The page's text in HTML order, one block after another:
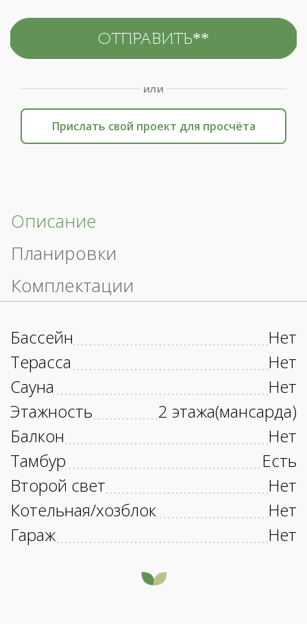
или
Прислать свой проект для просчёта
Описание
Планировки
Комплектации
Бассейн
Нет
Терасса
Нет
Сауна
Нет
Этажность
2 этажа(мансарда)
Балкон
Нет
Тамбур
Есть
Второй свет
Нет
Котельная/хозблок
Нет
Гараж
Нет